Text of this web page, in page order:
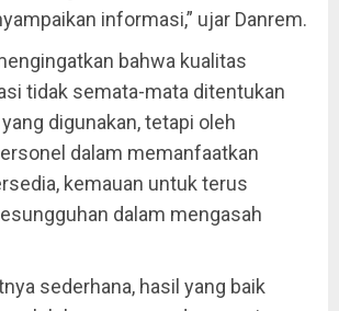
informasi,” ujar Danrem.
bahwa kualitas
tidak semata-mata ditentukan
digunakan, tetapi oleh
dalam memanfaatkan
kemauan untuk terus
dalam mengasah
sederhana, hasil yang baik